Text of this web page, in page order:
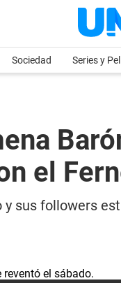
Sociedad Series y
el
sus followers